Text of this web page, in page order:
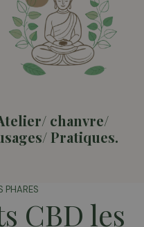
chanvre/
Pratiques.
PHARES
CBD les